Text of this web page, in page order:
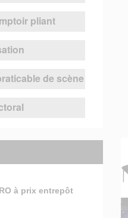
pliant
de scène
à prix entrepôt